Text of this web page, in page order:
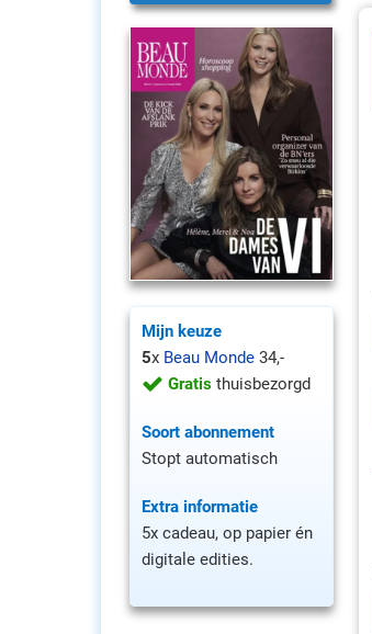
Mijn keuze
5x Beau Monde 34,-
Gratis thuisbezorgd
Soort abonnement
Stopt automatisch
Extra informatie
5x cadeau, op papier én
digitale edities.